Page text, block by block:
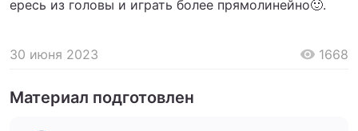
ересь из головы и играть более прямолинейно🙂.
30 июня 2023 1668
Материал подготовлен